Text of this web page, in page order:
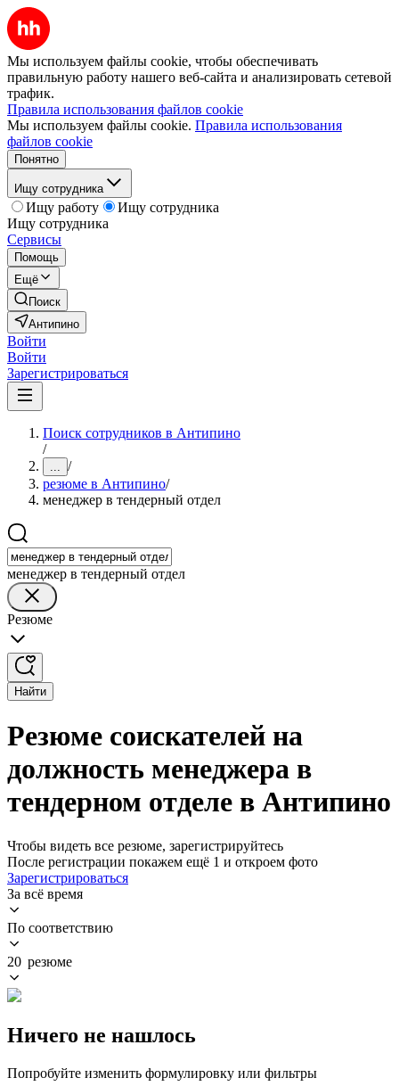
Мы используем файлы cookie, чтобы обеспечивать
правильную работу нашего веб-сайта и анализировать сетевой
трафик.
Правила использования файлов cookie
Мы используем файлы cookie. Правила использования
файлов cookie
Понятно
Ищу сотрудника
Ищу работу
Ищу сотрудника
Ищу сотрудника
Сервисы
Помощь
Ещё
Поиск
Антипино
Войти
Войти
Зарегистрироваться
Поиск сотрудников в Антипино
/
... /
резюме в Антипино/
менеджер в тендерный отдел
менеджер в тендерный отдел
Резюме
Найти
Резюме соискателей на
должность менеджера в
тендерном отделе в Антипино
Чтобы видеть все резюме, зарегистрируйтесь
После регистрации покажем ещё 1 и откроем фото
Зарегистрироваться
За всё время
По соответствию
20 резюме
Ничего не нашлось
Попробуйте изменить формулировку или фильтры